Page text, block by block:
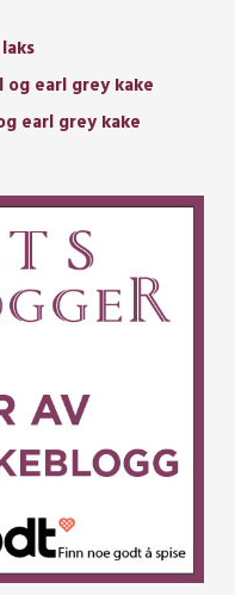
earl grey kake
earl grey kake